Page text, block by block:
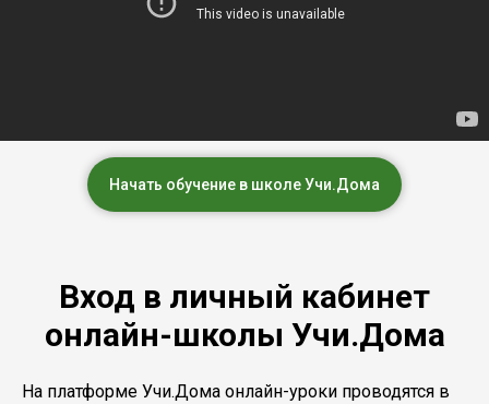
Начать обучение в школе Учи.Дома
Вход в личный кабинет
онлайн-школы Учи.Дома
На платформе Учи.Дома онлайн-уроки проводятся в